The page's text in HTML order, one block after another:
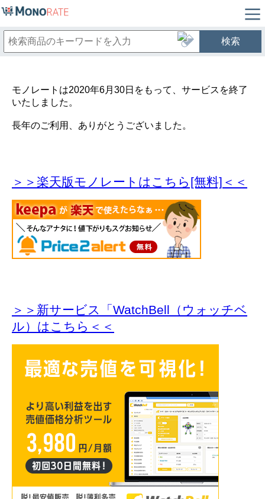
検索
モノレートは2020年6月30日をもって、サービスを終了
いたしました。
長年のご利用、ありがとうございました。
＞＞楽天版モノレートはこちら[無料]＜＜
＞＞新サービス「WatchBell（ウォッチベ
ル）はこちら＜＜